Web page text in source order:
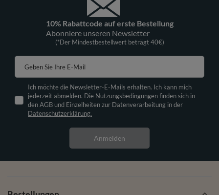
10% Rabattcode auf erste Bestellung
Abonniere unseren Newsletter
(*Der Mindestbestellwert beträgt 40€)
Geben Sie Ihre E-Mail
Ich möchte die Newsletter-E-Mails erhalten. Ich kann mich
jederzeit abmelden. Die Nutzungsbedingungen finden sich in
den AGB und Einzelheiten zur Datenverarbeitung in der
Datenschutzerklärung.
Anmelden